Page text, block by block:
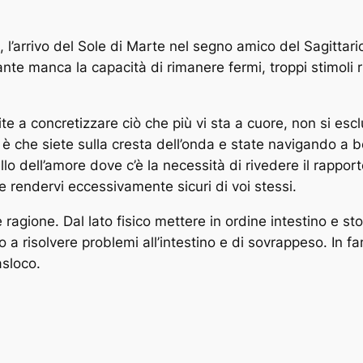
del Sole di Marte nel segno amico del
manca la capacità di rimanere fermi, troppi stimoli
a concretizzare ciò che più vi sta a cuore, non si
che siete sulla cresta dell’onda e state navigando a
dell’amore dove c’è la necessità di rivedere il
eccessivamente sicuri di voi stessi.
Dal lato fisico mettere in ordine intestino e
a risolvere problemi all’intestino e di sovrappeso. In